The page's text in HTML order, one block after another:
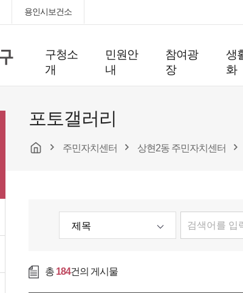
용인시보건소
구청소
개
민원안
내
참여광
장
생
화
포토갤러리
주민자치센터 상현2동 주민자치센터
총 184건의 게시물